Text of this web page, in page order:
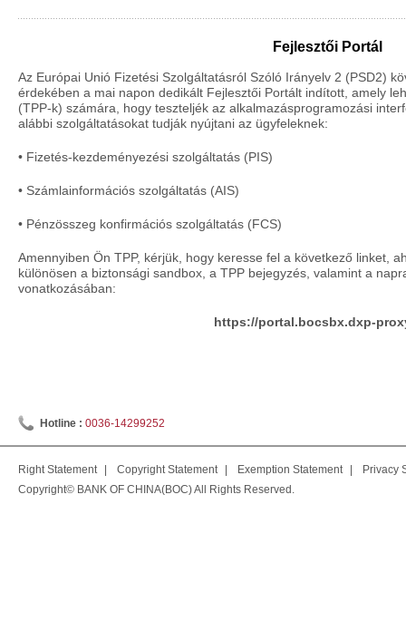
Fejlesztői Portál
Az Európai Unió Fizetési Szolgáltatásról Szóló Irányelv 2 (PSD2)
érdekében a mai napon dedikált Fejlesztői Portált indított, amely
(TPP-k) számára, hogy teszteljék az alkalmazásprogramozási
alábbi szolgáltatásokat tudják nyújtani az ügyfeleknek:
• Fizetés-kezdeményezési szolgáltatás (PIS)
• Számlainformációs szolgáltatás (AIS)
• Pénzösszeg konfirmációs szolgáltatás (FCS)
Amennyiben Ön TPP, kérjük, hogy keresse fel a következő linket,
különösen a biztonsági sandbox, a TPP bejegyzés, valamint a
vonatkozásában:
https://portal.bocsbx.dxp-
Hotline : 0036-14299252
Right Statement Copyright Statement Exemption Statement
Privacy
Copyright© BANK OF CHINA(BOC) All Rights Reserved.